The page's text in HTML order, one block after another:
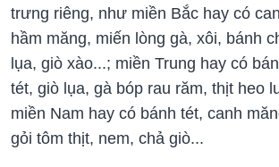
trưng riêng, như miền Bắc hay có
hầm măng, miến lòng gà, xôi, bánh
lụa, giò xào...; miền Trung hay có
tét, giò lụa, gà bóp rau răm, thịt heo
miền Nam hay có bánh tét, canh
gỏi tôm thịt, nem, chả giò...